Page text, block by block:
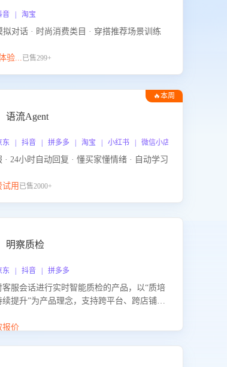
音 | 淘宝
对话 · 时尚消费类目 · 穿搭推荐场景训练
验...已售299+
🔥本周
语流Agent
东 | 抖音 | 拼多多 | 淘宝 | 小红书 | 微信小店 | 快手 | 唯品
· 24小时自动回复 · 懂买家懂情绪 · 自动学习
试用 已售2000+
明察质检
东 | 抖音 | 拼多多
客服会话进行实时智能质检的产品，以“质培
续提升”为产品理念，支持跨平台、跨店铺的
提升客服团队的销服能力。
报价